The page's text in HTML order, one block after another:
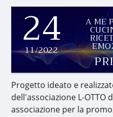
24
11/2022
A ME
Progetto ideato e
dell'associazione L-OTTO
associazione per la